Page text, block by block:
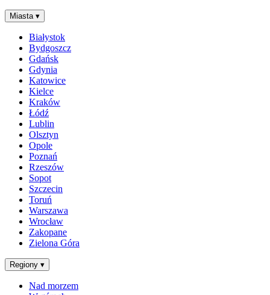
Miasta ▾
Białystok
Bydgoszcz
Gdańsk
Gdynia
Katowice
Kielce
Kraków
Łódź
Lublin
Olsztyn
Opole
Poznań
Rzeszów
Sopot
Szczecin
Toruń
Warszawa
Wrocław
Zakopane
Zielona Góra
Regiony ▾
Nad morzem